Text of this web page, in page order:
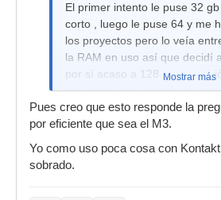
El primer intento le puse 32
corto , luego le puse 64 y me
los proyectos pero lo veía
la RAM en uso así que decidí
por sí acaso a 128 , en
proyecto acabe siendo más
Mostrar más
Pues creo que esto responde la
por eficiente que sea el M3.
Yo como uso poca cosa con
sobrado.